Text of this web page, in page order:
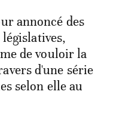
annoncé des
de vouloir la
d'une série
selon elle au